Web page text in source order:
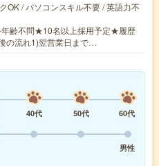
OK / パソコンスキル不要 / 英語力不
齢不問★10名以上採用予定★履歴
の流れ1)翌営業日まで…
40代 50代
60代
男性